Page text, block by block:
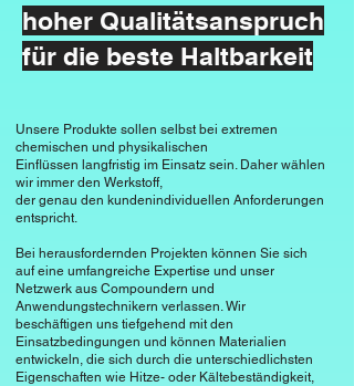
Integrität und Oberflächenqualität auch
bei wiederholter Beanspruchung.
Die Dichte von EPDM liegt im Bereich
von etwa 0,85 bis 0,87 g/cm³. Diese
moderate Dichte ermöglicht eine gute
Verarbeitbarkeit und macht das
handhabbar.
Isolationseigenschaften
EPDM bietet gute elektrische
Isolationseigenschaften, weshalb es
verwendet, besonders wenn es um
Witterungsbeständigkeit und
Langlebigkeit geht.
Wassertechnik
Aufgrund seiner Beständigkeit
gegenüber Wasserdampf und
verschiedenen Witterungseinflüssen
wird EPDM für Dichtungen und
Membranen in Wasseranwendungen
eingesetzt.
hoher Qualitätsanspruch
für die beste Haltbarkeit
Unsere Produkte sollen selbst bei extremen
chemischen und physikalischen
Einflüssen langfristig im Einsatz sein. Daher wählen
wir immer den Werkstoff,
der genau den kundenindividuellen Anforderungen
entspricht.
Bei herausfordernden Projekten können Sie sich
auf eine umfangreiche Expertise und unser
Netzwerk aus Compoundern und
Anwendungstechnikern verlassen. Wir
beschäftigen uns tiefgehend mit den
Einsatzbedingungen und können Materialien
entwickeln, die sich durch die unterschiedlichsten
Eigenschaften wie Hitze- oder Kältebeständigkeit,